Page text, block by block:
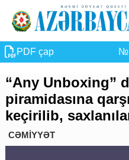
PDF çap №
“Any Unboxing”
piramidasına
keçirilib,
CƏMİYYƏT